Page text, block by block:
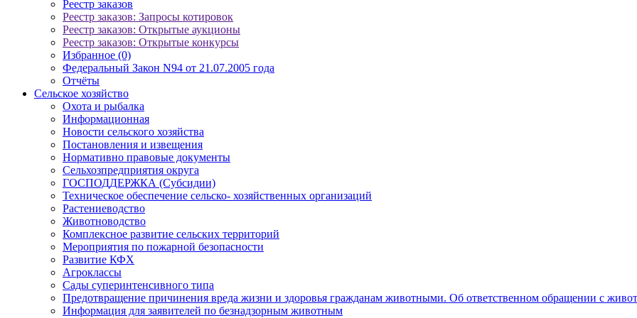
Реестр заказов
Реестр заказов: Запросы котировок
Реестр заказов: Открытые аукционы
Реестр заказов: Открытые конкурсы
Избранное (0)
Федеральный Закон N94 от 21.07.2005 года
Отчёты
Сельское хозяйство
Охота и рыбалка
Информационная
Новости сельского хозяйства
Постановления и извещения
Нормативно правовые документы
Сельхозпредприятия округа
ГОСПОДДЕРЖКА (Субсидии)
Техническое обеспечение сельско- хозяйственных организаций
Растениеводство
Животноводство
Комплексное развитие сельских территорий
Мероприятия по пожарной безопасности
Развитие КФХ
Агроклассы
Сады суперинтенсивного типа
Предотвращение причинения вреда жизни и здоровья гражданам животными. Об ответственном обращении с
Информация для заявителей по безнадзорным животным